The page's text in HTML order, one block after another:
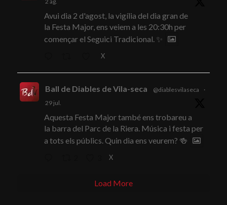
Avui dia 2 d'agost, la vigília del dia gran de
la Festa Major, ens veiem a les 20:30h per
començar el Seguici Tradicional. ✨
X
Ball de Diables de Vila-seca @diablesvilaseca
·
29 jul.
Aquesta Festa Major també ens trobareu a
la barra del Parc de la Riera. Música i festa per
a tots els públics. Quin dia ens veurem? 🍻
X
Load More